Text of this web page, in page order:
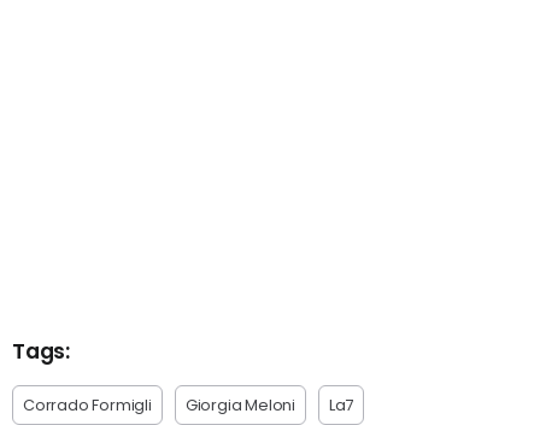
Tags:
Corrado Formigli Giorgia Meloni La7